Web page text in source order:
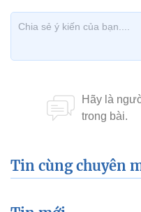
Tin cùng chuyên